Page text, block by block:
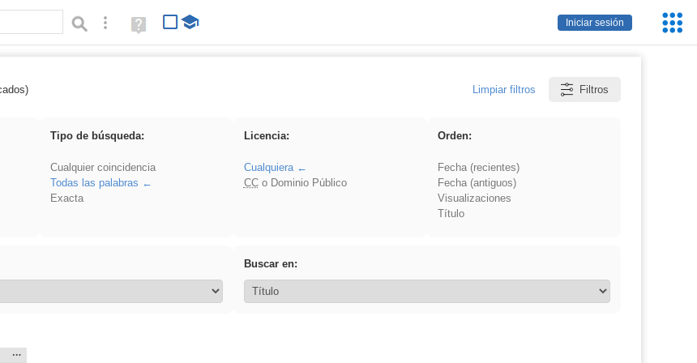
Iniciar sesión
Búsqueda avanzada
Ayuda
(en
Limpiar filtros Filtros
Tipo de búsqueda:
Cualquier coincidencia
Todas las palabras
Exacta
Licencia:
Cualquiera
CCo Dominio Público
Orden:
Fecha (recientes)
Fecha (antiguos)
Visualizaciones
Título
Buscar en:
Mostrar
…